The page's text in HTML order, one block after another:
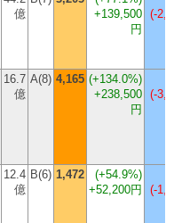
億
+139,500
円
(-
16.7
億
A(8) 4,165 (+134.0%)
+238,500
円
(-
12.4
億
B(6) 1,472 (+54.9%)
+52,200円
(-